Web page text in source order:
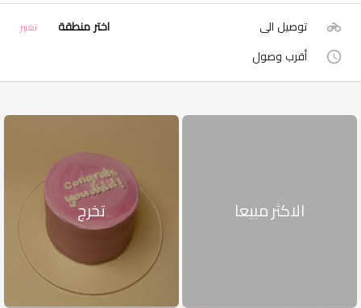
توصيل الى اختر منطقة تغيير
أقرب وصول
الاكثر مبيعا تخرج